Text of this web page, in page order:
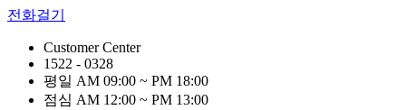
전화걸기
Customer Center
1522 - 0328
평일 AM 09:00 ~ PM 18:00
점심 AM 12:00 ~ PM 13:00